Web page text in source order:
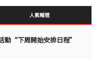
人氣報道
動“下周開始安排日程”